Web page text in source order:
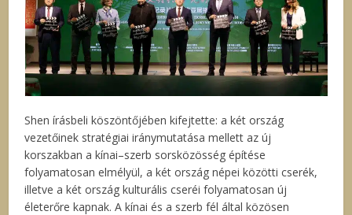
Shen írásbeli köszöntőjében kifejtette: a két ország
vezetőinek stratégiai iránymutatása mellett az új
korszakban a kínai–szerb sorsközösség építése
folyamatosan elmélyül, a két ország népei közötti cserék,
illetve a két ország kulturális cseréi folyamatosan új
életerőre kapnak. A kínai és a szerb fél által közösen